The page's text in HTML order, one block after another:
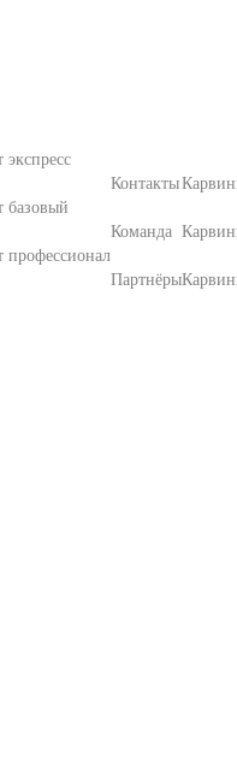
базовый
Контакты
Команда
Партнёры